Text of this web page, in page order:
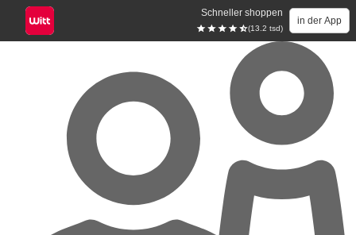
Schneller shoppen
(13.2 tsd)
in der App